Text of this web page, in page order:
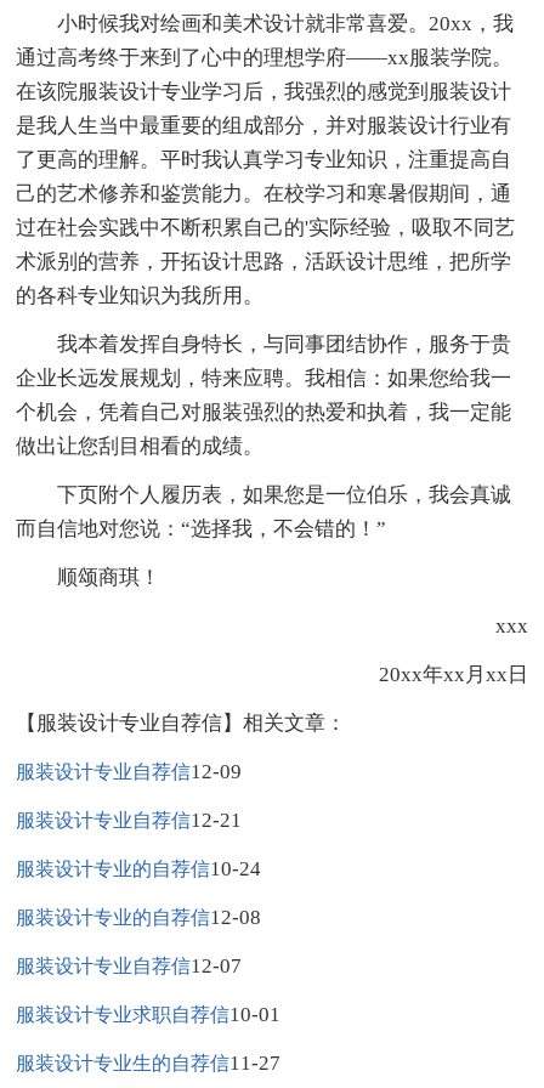
小时候我对绘画和美术设计就非常喜爱。20xx，我
通过高考终于来到了心中的理想学府——xx服装学院。
在该院服装设计专业学习后，我强烈的感觉到服装设计
是我人生当中最重要的组成部分，并对服装设计行业有
了更高的理解。平时我认真学习专业知识，注重提高自
己的艺术修养和鉴赏能力。在校学习和寒暑假期间，通
过在社会实践中不断积累自己的'实际经验，吸取不同艺
术派别的营养，开拓设计思路，活跃设计思维，把所学
的各科专业知识为我所用。
我本着发挥自身特长，与同事团结协作，服务于贵
企业长远发展规划，特来应聘。我相信：如果您给我一
个机会，凭着自己对服装强烈的热爱和执着，我一定能
做出让您刮目相看的成绩。
下页附个人履历表，如果您是一位伯乐，我会真诚
而自信地对您说：“选择我，不会错的！”
顺颂商琪！
xxx
20xx年xx月xx日
【服装设计专业自荐信】相关文章：
服装设计专业自荐信12-09
服装设计专业自荐信12-21
服装设计专业的自荐信10-24
服装设计专业的自荐信12-08
服装设计专业自荐信12-07
服装设计专业求职自荐信10-01
服装设计专业生的自荐信11-27